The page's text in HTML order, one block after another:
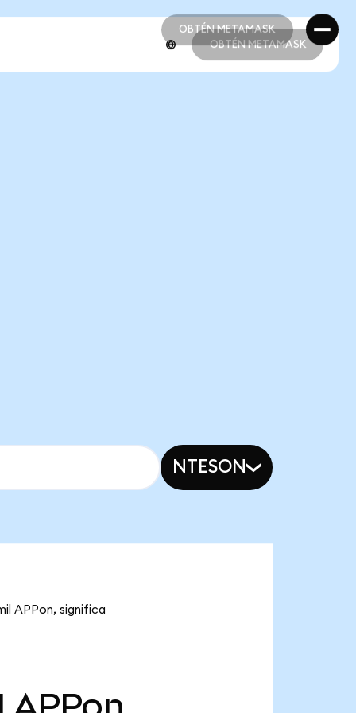
OBTÉN METAMASK
OBTÉN METAMASK
OBTÉN METAMASK
NTESON
APPon, significa